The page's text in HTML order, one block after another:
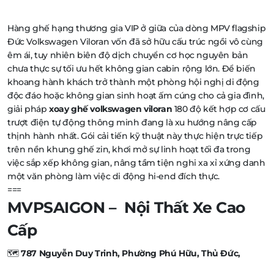
Hàng ghế hạng thương gia VIP ở giữa của dòng MPV flagship
Đức Volkswagen Viloran vốn đã sở hữu cấu trúc ngồi vô cùng
êm ái, tuy nhiên biên độ dịch chuyển cơ học nguyên bản
chưa thực sự tối ưu hết không gian cabin rộng lớn. Để biến
khoang hành khách trở thành một phòng hội nghị di động
độc đáo hoặc không gian sinh hoạt ấm cúng cho cả gia đình,
giải pháp xoay ghế volkswagen viloran 180 độ kết hợp cơ cấu
trượt điện tự động thông minh đang là xu hướng nâng cấp
thịnh hành nhất. Gói cải tiến kỹ thuật này thực hiện trực tiếp
trên nền khung ghế zin, khơi mở sự linh hoạt tối đa trong
việc sắp xếp không gian, nâng tầm tiện nghi xa xỉ xứng danh
một văn phòng làm việc di động hi-end đích thực.
===
MVPSAIGON – Nội Thất Xe Cao
Cấp
🗺️787 Nguyễn Duy Trinh, Phường Phú Hữu, Thủ Đức,